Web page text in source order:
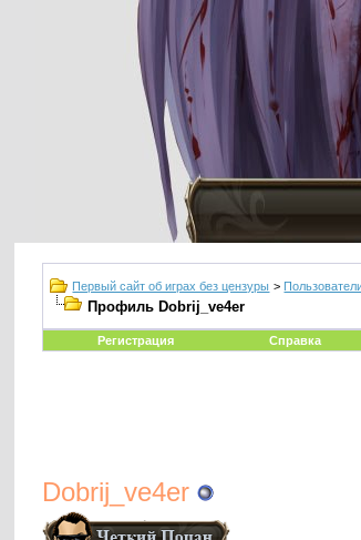
Первый сайт об играх без цензуры >
Профиль Dobrij_ve4er
Регистрация
Справка
Dobrij_ve4er